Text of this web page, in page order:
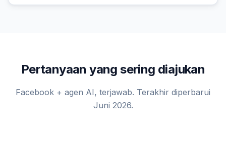
Pertanyaan yang sering diajukan
Facebook + agen AI, terjawab. Terakhir diperbarui
Juni 2026.